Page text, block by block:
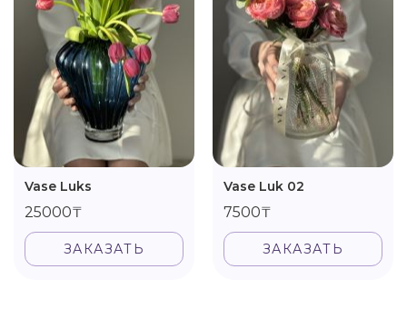
Vase Luks
25000₸
ЗАКАЗАТЬ
Vase Luk 02
7500₸
ЗАКАЗАТЬ